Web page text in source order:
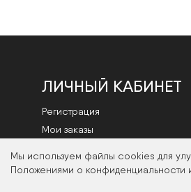
Мы используем файлы cookies для
Положениями о конфиденциальности
ЛИЧНЫЙ КАБИНЕТ
Регистрация
Мои заказы